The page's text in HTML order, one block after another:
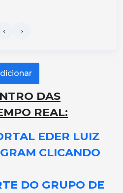
DAS
REAL:
EDER LUIZ
CLICANDO
DO GRUPO DE